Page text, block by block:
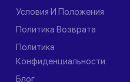
Условия И Положения
Политика Возврата
Политика
Конфиденциальности
Блог